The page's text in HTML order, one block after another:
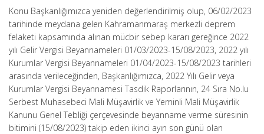
Konu Başkanlığımızca yeniden değerlendirilmiş olup, 06/02/2023
tarihinde meydana gelen Kahramanmaraş merkezli deprem
felaketi kapsamında alınan mücbir sebep kararı gereğince 2022
yılı Gelir Vergisi Beyannameleri 01/03/2023-15/08/2023, 2022 yılı
Kurumlar Vergisi Beyannameleri 01/04/2023-15/08/2023 tarihleri
arasında verileceğinden, Başkanlığımızca, 2022 Yılı Gelir veya
Kurumlar Vergisi Beyannamesi Tasdik Raporlarının, 24 Sıra No.lu
Serbest Muhasebeci Mali Müşavirlik ve Yeminli Mali Müşavirlik
Kanunu Genel Tebliği çerçevesinde beyanname verme süresinin
bitimini (15/08/2023) takip eden ikinci ayın son günü olan